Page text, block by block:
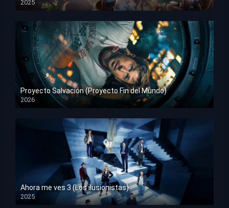
2025
HD 1080p
Proyecto Salvación (Proyecto Fin del Mundo)
2026
HD 1080p
Ahora me ves 3 (Los ilusionistas)
2025
HD 1080p